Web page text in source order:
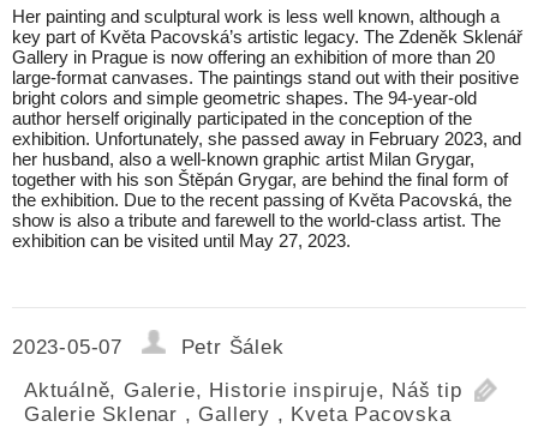
Her painting and sculptural work is less well known, although a
key part of Květa Pacovská’s artistic legacy. The Zdeněk Sklenář
Gallery in Prague is now offering an exhibition of more than 20
large-format canvases. The paintings stand out with their positive
bright colors and simple geometric shapes. The 94-year-old
author herself originally participated in the conception of the
exhibition. Unfortunately, she passed away in February 2023, and
her husband, also a well-known graphic artist Milan Grygar,
together with his son Štěpán Grygar, are behind the final form of
the exhibition. Due to the recent passing of Květa Pacovská, the
show is also a tribute and farewell to the world-class artist. The
exhibition can be visited until May 27, 2023.
2023-05-07
Petr Šálek
Aktuálně, Galerie, Historie inspiruje, Náš tip
Galerie Sklenar , Gallery , Kveta Pacovska